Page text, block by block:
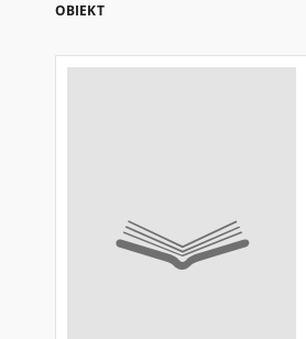
OBIEKT